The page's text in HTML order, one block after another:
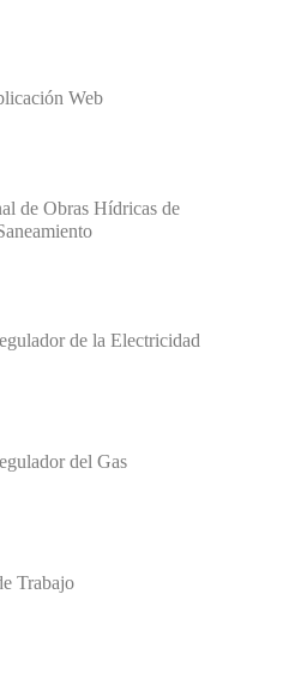
Web
de Obras Hídricas de
de la Electricidad
del Gas
Trabajo